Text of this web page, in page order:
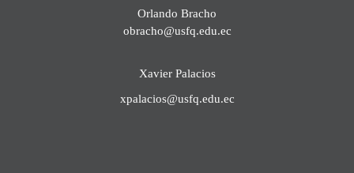
Orlando Bracho
obracho@usfq.edu.ec
Xavier Palacios
xpalacios@usfq.edu.ec